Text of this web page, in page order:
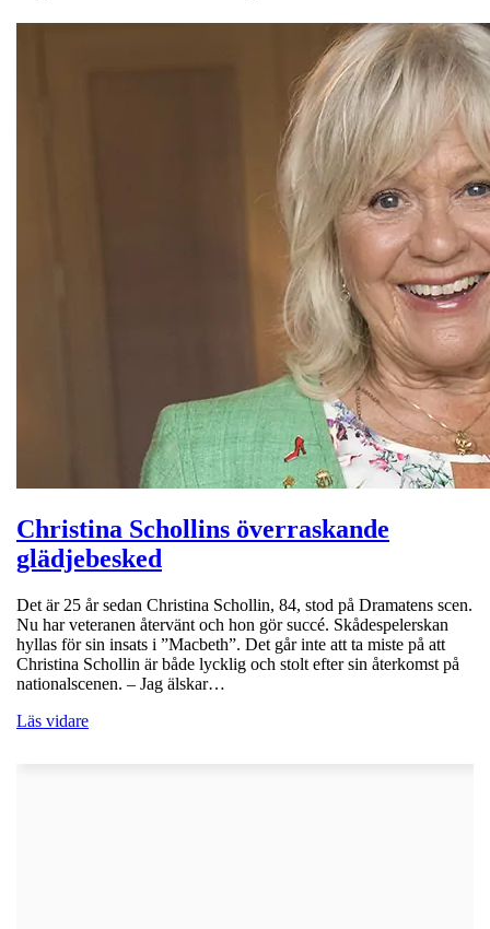
Christina Schollins överraskande
glädjebesked
Det är 25 år sedan Christina Schollin, 84, stod på Dramatens scen.
Nu har veteranen återvänt och hon gör succé. Skådespelerskan
hyllas för sin insats i ”Macbeth”. Det går inte att ta miste på att
Christina Schollin är både lycklig och stolt efter sin återkomst på
nationalscenen. – Jag älskar…
Läs vidare